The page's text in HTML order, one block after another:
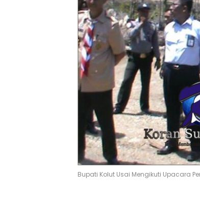
Bupati Kolut Usai Mengikuti Upacara